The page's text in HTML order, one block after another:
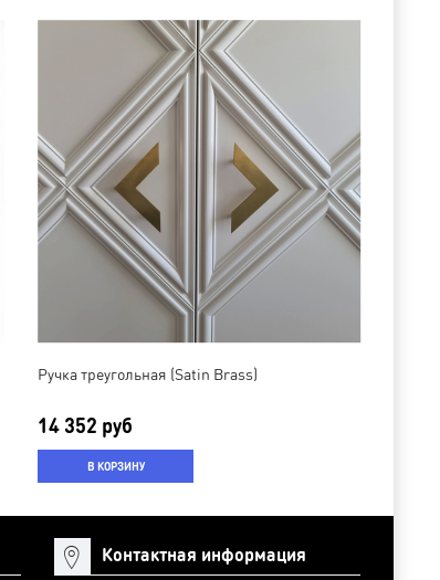
Ручка треугольная (Satin Brass)
14 352 руб
В КОРЗИНУ
Контактная информация